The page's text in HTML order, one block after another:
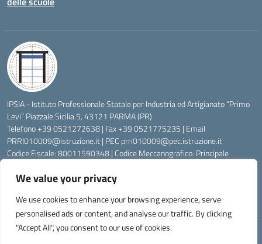
We value your privacy
We use cookies to enhance your browsing experience, serve
personalised ads or content, and analyse our traffic. By clicking
"Accept All", you consent to our use of cookies.
IPSIA - Istituto Professionale Statale per Industria ed Artigianato “Primo
Levi” Piazzale Sicilia 5, 43121 PARMA (PR)
Telefono +39 0521272638 | Fax +39 0521775235 | Email
PRRI010009@istruzione.it| PEC prri010009@pec.istruzione.it
Codice Fiscale: 80011590348 | Codice Meccanografico: Principale
Codice Univoco di Fatturazione: UFW76E | Codice Ente Tesoreria:
Corrente Postale N.: 00222430